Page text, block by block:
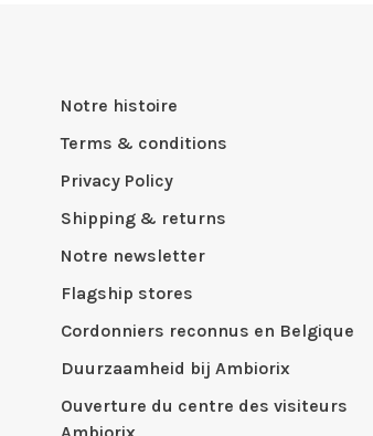
Notre histoire
Terms & conditions
Privacy Policy
Shipping & returns
Notre newsletter
Flagship stores
Cordonniers reconnus en Belgique
Duurzaamheid bij Ambiorix
Ouverture du centre des visiteurs